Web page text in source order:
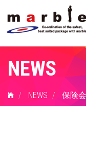
NEWS
NEWS 保険